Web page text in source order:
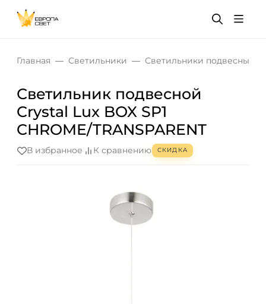
Главная Светильники Светильники подвесные
Светильник подвесной
Crystal Lux BOX SP1
CHROME/TRANSPARENT
В избранное К сравнению СКИДКА